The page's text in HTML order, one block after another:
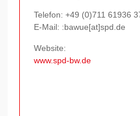
Telefon:+49 (0)711 61936
E-Mail: :bawue[at]spd.de
Website:
www.spd-bw.de